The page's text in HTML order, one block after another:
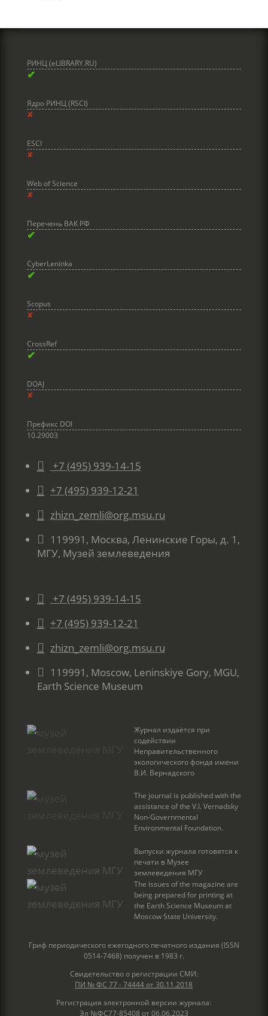
РИНЦ (eLIBRARY.RU)
✔
Ядро РИНЦ (RSCI)
✘
ESCI
✘
Web of Science
✘
Перечень ВАК РФ
✔
CyberLeninka
✔
Scopus
✘
CrossRef
✔
DOAJ
✘
Префикс DOI
10.29003
 +7 (495) 939-14-15
 +7 (495) 939-12-21
 zhizn_zemli@org.msu.ru

119991, Москва, Ленинские Горы, д. 1,
МГУ, Музей землеведения
 +7 (495) 939-14-15
 +7 (495) 939-12-21
 zhizn_zemli@org.msu.ru

119991, Moscow, Leninskiye Gory, MGU,
Earth Science Museum
Журнал издаётся при
содействии
Неправительственного
экологического фонда имени
В.И. Вернадского
The journal is published with the
assistance of the V.I. Vernadsky
Non-Governmental
Environmental Foundation.
Выпуски журнала готовятся к
печати в Музее
землеведения МГУ
The issues of the magazine are
being prepared for printing at
the Earth Science Museum at
Moscow State University.
Гриф периодического ежегодного печатного издания (ISSN
0514-7468) получен в 1983 г.
Свидетельство о регистрации СМИ:
ПИ № ФС 77 - 74444 от 30.11.2018
Регистрация электронной версии журнала:
Эл №ФС77-85408 от 06.06.2023